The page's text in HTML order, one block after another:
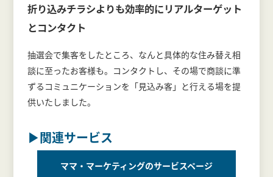
折り込みチラシよりも効率的にリアルターゲット
とコンタクト
抽選会で集客をしたところ、なんと具体的な住み替え相
談に至ったお客様も。コンタクトし、その場で商談に準
ずるコミュニケーションを「見込み客」と行える場を提
供いたしました。
▶関連サービス
ママ・マーケティングのサービスページ